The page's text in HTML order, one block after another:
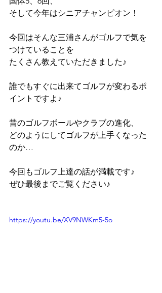
そして今年はシニアチャンピオン！
今回はそんな三浦さんがゴルフで気を
つけていることを
たくさん教えていただきました♪
誰でもすぐに出来てゴルフが変わるポ
イントですよ♪
昔のゴルフボールやクラブの進化、
どのようにしてゴルフが上手くなった
のか…
今回もゴルフ上達の話が満載です♪
ぜひ最後までご覧ください♪
https://youtu.be/XV9NWKm5-5o